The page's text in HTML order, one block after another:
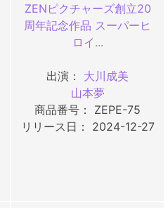
ZENピクチャーズ創立20
周年記念作品 スーパーヒ
ロイ...
出演： 大川成美
山本夢
商品番号： ZEPE-75
リリース日： 2024-12-27